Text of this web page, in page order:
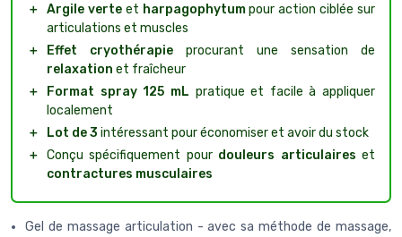
＋ Argile verteet harpagophytumpour action ciblée sur
articulations et muscles
＋
Effet cryothérapie procurant une sensation de
relaxation et fraîcheur
＋
Format spray 125 mL pratique et facile à appliquer
localement
＋
Lot de 3 intéressant pour économiser et avoir du stock
＋ Conçu spécifiquement pour douleurs articulaires et
contractures musculaires
Gel de massage articulation - avec sa méthode de massage,